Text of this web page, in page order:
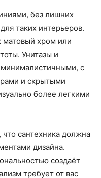
без лишних
таких интерьеров.
матовый хром или
Унитазы и
с
и скрытыми
более легкими
сантехника должна
дизайна.
создаёт
требует от вас